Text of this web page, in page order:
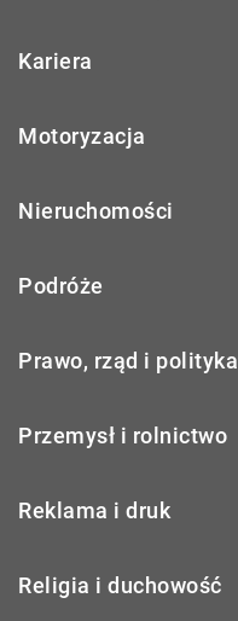
Kariera
Motoryzacja
Nieruchomości
Podróże
Prawo, rząd i polityka
Przemysł i rolnictwo
Reklama i druk
Religia i duchowość